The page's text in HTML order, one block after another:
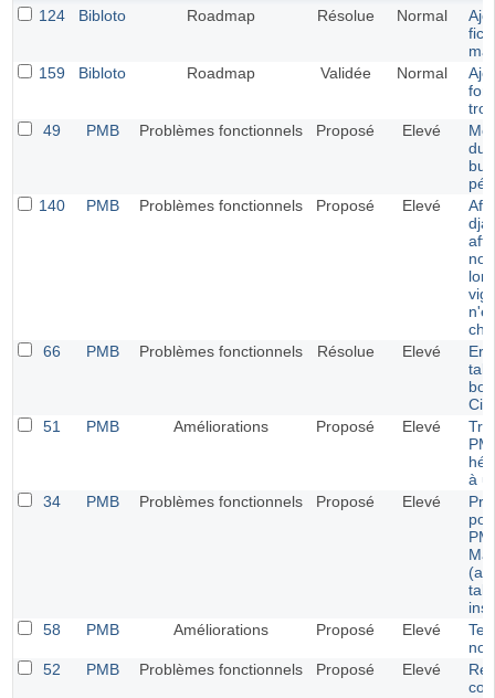
124
Bibloto Roadmap Résolue Normal
159
Bibloto Roadmap Validée Normal
49
PMB Problèmes fonctionnels Proposé Elevé
du
140
PMB Problèmes fonctionnels Proposé Elevé
66
PMB Problèmes fonctionnels Résolue Elevé
51
PMB Améliorations Proposé Elevé
à
34
PMB Problèmes fonctionnels Proposé Elevé
58
PMB Améliorations Proposé Elevé
52
PMB Problèmes fonctionnels Proposé Elevé